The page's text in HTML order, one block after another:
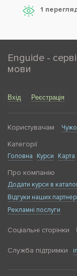
1
Enguide -
мови
Вхід Реєстрація
Користувачам
Категорії
Головна Курси Карта
Про компанію
Додати курси в
Відгуки наших
Рекламні послуги
Соціальні сторінки
Служба підтримки